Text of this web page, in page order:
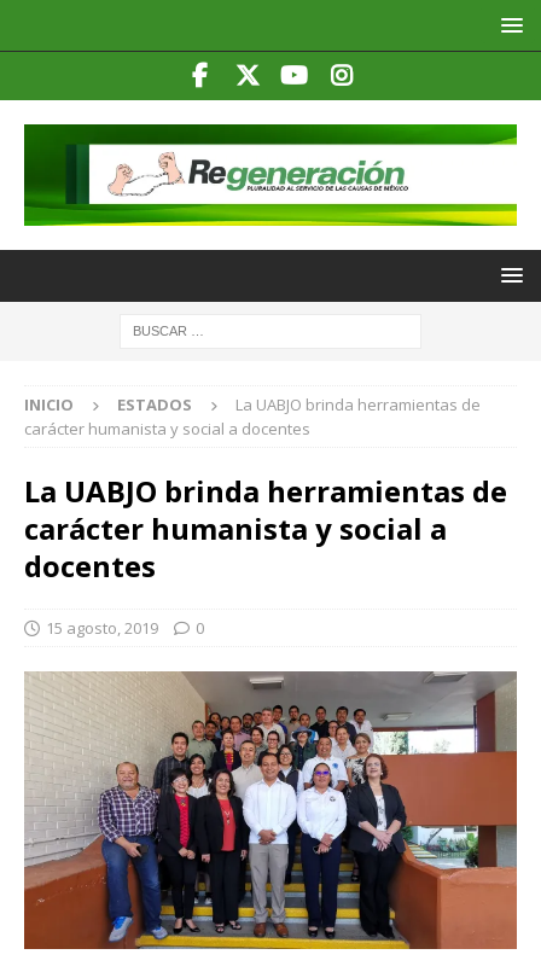
INICIO ESTADOS
La UABJO brinda herramientas de
carácter humanista y social a docentes
La UABJO brinda herramientas de
carácter humanista y social a
docentes
15 agosto, 2019 0